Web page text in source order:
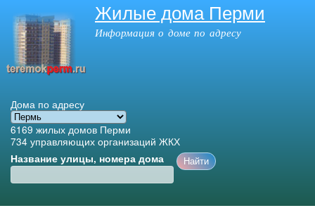
Перейти к
основному
Жилые дома Перми
Информация о доме по адресу
Дома по адресу
6169 жилых домов Перми
734 управляющих организаций ЖКХ
Название улицы, номера дома